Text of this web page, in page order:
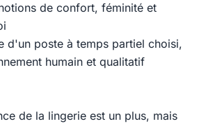
de confort, féminité et
d'un poste à temps partiel choisi,
humain et qualitatif
de la lingerie est un plus, mais